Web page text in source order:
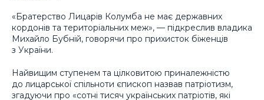
«Братерство Лицарів Колумба не має державних
кордонів та територіальних меж», — підкреслив владика
Михайло Бубній, говорячи про прихисток біженців
з України.
Найвищим ступенем та цілковитою приналежністю
до лицарської спільноти єпископ назвав патріотизм,
згадуючи про «сотні тисяч українських патріотів, які